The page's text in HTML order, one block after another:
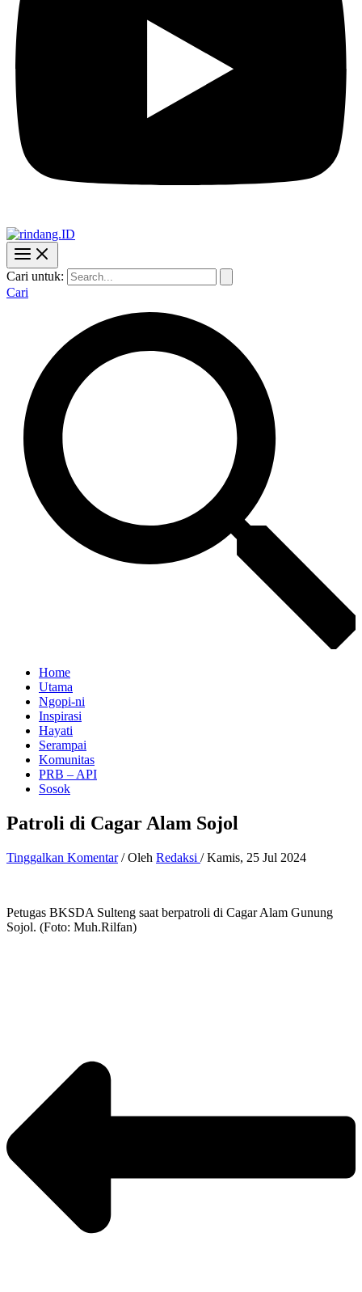
Cari untuk:
Cari
Home
Utama
Ngopi-ni
Inspirasi
Hayati
Serampai
Komunitas
PRB – API
Sosok
Patroli di Cagar Alam Sojol
Tinggalkan Komentar / Oleh Redaksi /Kamis, 25 Jul 2024
Petugas BKSDA Sulteng saat berpatroli di Cagar Alam Gunung
Sojol. (Foto: Muh.Rilfan)